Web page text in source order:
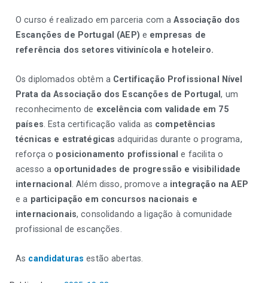
O curso é realizado em parceria com aAssociação dos
Escanções de Portugal (AEP) e empresas de
referência dos setores vitivinícola e hoteleiro.
Os diplomados obtêm a Certificação Profissional Nível
Prata da Associação dos Escanções de Portugal, um
reconhecimento de excelência com validade em 75
países. Esta certificação valida as competências
técnicas e estratégicas adquiridas durante o programa,
reforça o posicionamento profissional e facilita o
acesso a oportunidades de progressão e visibilidade
internacional. Além disso, promove a integração na AEP
e a participação em concursos nacionais e
internacionais, consolidando a ligação à comunidade
profissional de escanções.
As candidaturas estão abertas.